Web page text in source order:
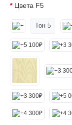
Цвета F5
Тон 5